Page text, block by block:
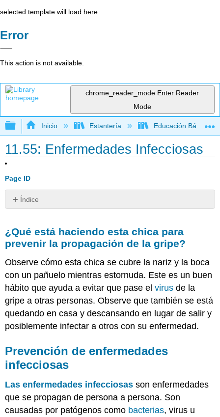
selected template will load here
Error
This action is not available.
chrome_reader_mode Enter Reader
Mode
Expandir/contraer jerarquía global
Inicio Estantería Educación Básica
11.55: Enfermedades Infecciosas
Page ID
Índice
haciendo
esta
para
prevenir
propagación
de
la
gripe?
enfermedades
infecciosas
Patógenos
Resumen
Explora
¿Qué está haciendo esta chica para
prevenir la propagación de la gripe?
Observe cómo esta chica se cubre la nariz y la boca
con un pañuelo mientras estornuda. Este es un buen
hábito que ayuda a evitar que pase elvirus de la
gripe a otras personas. Observe que también se está
quedando en casa y descansando en lugar de salir y
posiblemente infectar a otros con su enfermedad.
Prevención de enfermedades
infecciosas
Las enfermedades infecciosas son enfermedades
que se propagan de persona a persona. Son
causadas por patógenos como bacterias, virus u